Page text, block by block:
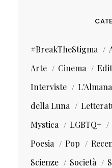
#BreakTheStigma
Arte
Cinema
Interviste
della Luna
Mystica
LGBTQ+
Poesia
Pop
Scienze
Società